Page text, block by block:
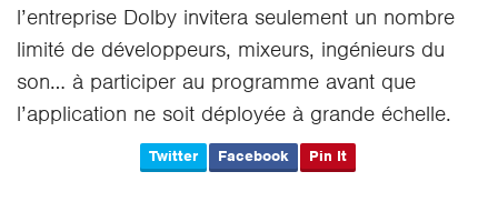
l’entreprise Dolby invitera seulement un nombre
limité de développeurs, mixeurs, ingénieurs du
son… à participer au programme avant que
l’application ne soit déployée à grande échelle.
Twitter Facebook Pin It